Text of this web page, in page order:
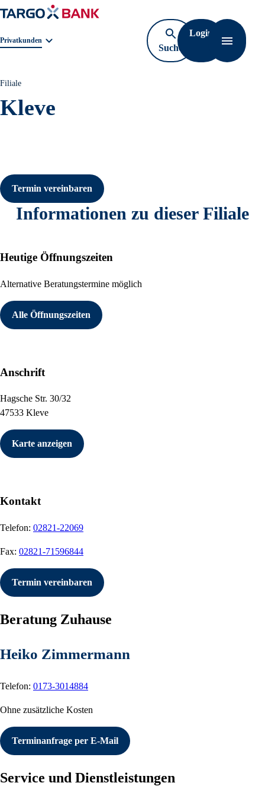
Geschäftsbereichnavigation. Aktuelle Auswahl:
Privatkunden
Suche
öffnen
Login
Filiale
Kleve
Termin vereinbaren
Informationen zu dieser Filiale
Heutige Öffnungszeiten
Alternative Beratungstermine möglich
Alle Öffnungszeiten
Anschrift
Hagsche Str. 30/32
47533 Kleve
Karte anzeigen
Kontakt
Telefon: 02821-22069
Fax: 02821-71596844
Termin vereinbaren
Beratung Zuhause
Heiko Zimmermann
Telefon: 0173-3014884
Ohne zusätzliche Kosten
Terminanfrage per E-Mail
Service und Dienstleistungen